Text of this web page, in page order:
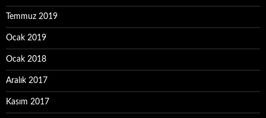
Temmuz 2019
Ocak 2019
Ocak 2018
Aralık 2017
Kasım 2017